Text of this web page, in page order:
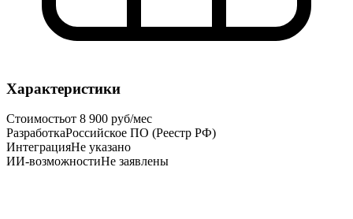
Характеристики
Стоимостьот 8 900 руб/мес
РазработкаРоссийское ПО (Реестр РФ)
ИнтеграцияНе указано
ИИ-возможностиНе заявлены